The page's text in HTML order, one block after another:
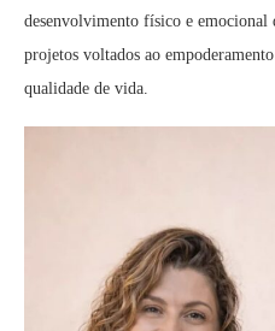
desenvolvimento físico e emocional
projetos voltados ao
qualidade de vida.